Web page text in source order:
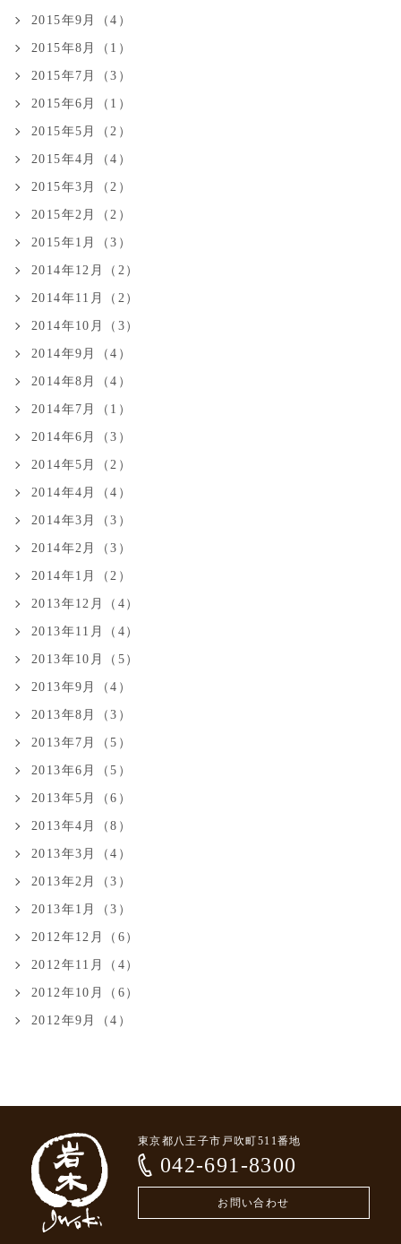
2015年9月（4）
2015年8月（1）
2015年7月（3）
2015年6月（1）
2015年5月（2）
2015年4月（4）
2015年3月（2）
2015年2月（2）
2015年1月（3）
2014年12月（2）
2014年11月（2）
2014年10月（3）
2014年9月（4）
2014年8月（4）
2014年7月（1）
2014年6月（3）
2014年5月（2）
2014年4月（4）
2014年3月（3）
2014年2月（3）
2014年1月（2）
2013年12月（4）
2013年11月（4）
2013年10月（5）
2013年9月（4）
2013年8月（3）
2013年7月（5）
2013年6月（5）
2013年5月（6）
2013年4月（8）
2013年3月（4）
2013年2月（3）
2013年1月（3）
2012年12月（6）
2012年11月（4）
2012年10月（6）
2012年9月（4）
東京都八王子市戸吹町511番地
042-691-8300
お問い合わせ